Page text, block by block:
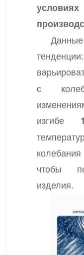
условиях
с
изгибе
чтобы
изделия.